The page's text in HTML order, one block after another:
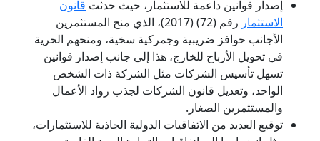
إصدار قوانين داعمة للاستثمار، حيث حدثت قانون
الاستثمار
رقم (72) (2017)، الذي منح المستثمرين
الأجانب حوافز ضريبية وجمركية سخية، ومنحهم الحرية
في تحويل الأرباح للخارج، هذا إلى جانب إصدار قوانين
تسهل تأسيس الشركات مثل الشركة ذات الشخص
الواحد، وتعديل قانون الشركات لجذب رواد الأعمال
والمستثمرين الصغار.
توقيع العديد من الاتفاقيات الدولية الجاذبة للاستثمارات،